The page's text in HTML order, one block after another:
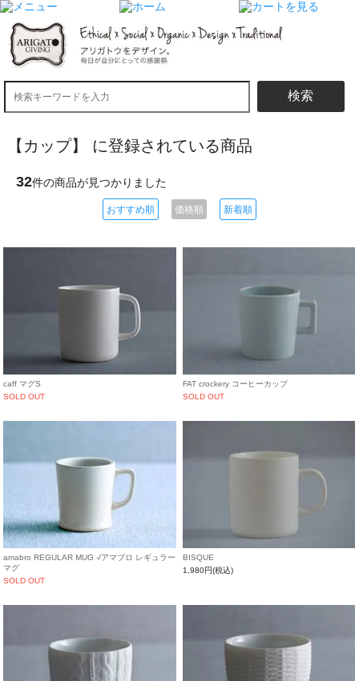
検索
【カップ】 に登録されている商品
32件の商品が見つかりました
おすすめ順 価格順 新着順
caff マグS
SOLD OUT
FAT crockery コーヒーカップ
SOLD OUT
amabro REGULAR MUG -/アマブロ レギュラー
マグ
SOLD OUT
BISQUE
1,980円(税込)